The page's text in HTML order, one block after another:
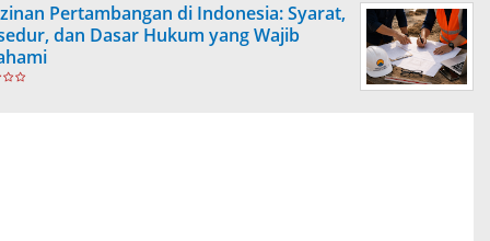
Pertambangan di Indonesia: Syarat,
dan Dasar Hukum yang Wajib